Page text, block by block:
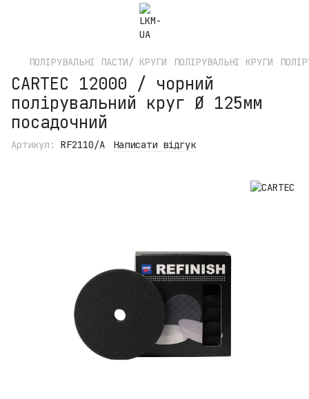
ПОЛІРУВАЛЬНІ ПАСТИ/ КРУГИ ПОЛІРУВАЛЬНІ КРУГИ
CARTEC 12000 / чорний
полірувальний круг Ø 125мм
посадочний
Артикул: RF2110/A Написати відгук